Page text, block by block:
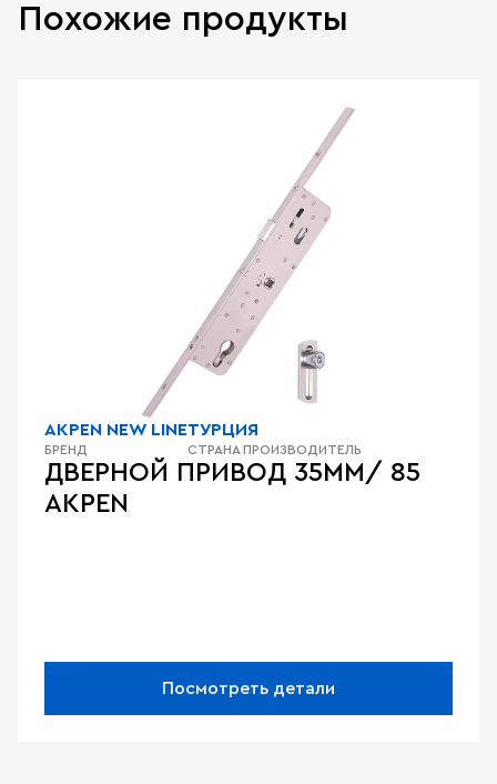
Похожие продукты
ДВЕРНОЙ ПРИВОД 35ММ/ 85
AKPEN
AKPEN NEW LINE
БРЕНД
ТУРЦИЯ
СТРАНА ПРОИЗВОДИТЕЛЬ
Посмотреть детали